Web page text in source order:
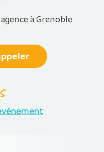
à Grenoble